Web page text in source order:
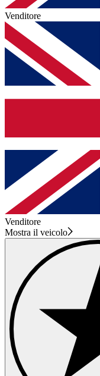
Venditore
Venditore
Mostra il veicolo